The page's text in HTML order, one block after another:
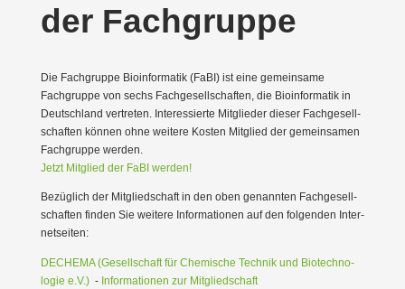
der Fachgruppe
Die Fachgruppe Bioin­for­matik (FaBI) ist eine gemeinsame
Fachgruppe von sechs Fachge­sell­schaften, die Bioin­for­matik in
Deutschland vertreten. Inter­es­sierte Mitglieder dieser Fachge­sell­
schaften können ohne weitere Kosten Mitglied der gemein­samen
Fachgruppe werden.
Jetzt Mitglied der FaBI werden!
Bezüglich der Mitglied­schaft in den oben genannten Fachge­sell­
schaften finden Sie weitere Infor­ma­tionen auf den folgenden Inter­
net­seiten:
DECHEMA (Gesell­schaft für Chemische Technik und Biotech­no­
logie e.V.)- Infor­ma­tionen zur Mitglied­schaft